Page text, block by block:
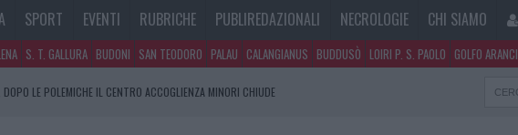
SPORT EVENTI RUBRICHE PUBLIREDAZIONALI NECROLOGIE CHI SIAMO
S. T. GALLURA BUDONI SAN TEODORO PALAU CALANGIANUS BUDDUSÒ LOIRI P. S. PAOLO GOLFO ARANCI
LE POLEMICHE IL CENTRO ACCOGLIENZA MINORI CHIUDE